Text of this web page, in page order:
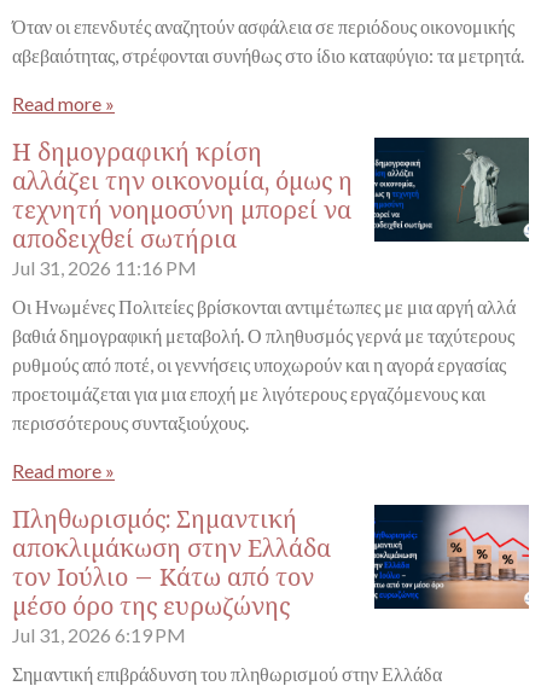
Όταν οι επενδυτές αναζητούν ασφάλεια σε περιόδους οικονομικής
αβεβαιότητας, στρέφονται συνήθως στο ίδιο καταφύγιο: τα μετρητά.
Read more »
Η δημογραφική κρίση
αλλάζει την οικονομία, όμως η
τεχνητή νοημοσύνη μπορεί να
αποδειχθεί σωτήρια
Jul 31, 2026 11:16 PM
Οι Ηνωμένες Πολιτείες βρίσκονται αντιμέτωπες με μια αργή αλλά
βαθιά δημογραφική μεταβολή. Ο πληθυσμός γερνά με ταχύτερους
ρυθμούς από ποτέ, οι γεννήσεις υποχωρούν και η αγορά εργασίας
προετοιμάζεται για μια εποχή με λιγότερους εργαζόμενους και
περισσότερους συνταξιούχους.
Read more »
Πληθωρισμός: Σημαντική
αποκλιμάκωση στην Ελλάδα
τον Ιούλιο – Κάτω από τον
μέσο όρο της ευρωζώνης
Jul 31, 2026 6:19 PM
Σημαντική επιβράδυνση του πληθωρισμού στην Ελλάδα